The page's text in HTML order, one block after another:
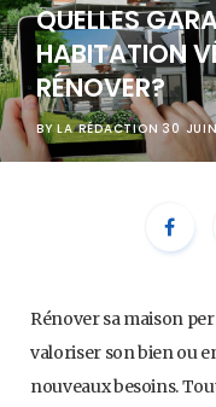
QUELLES
HABITATION
RÉNOVER?
BY LA RÉDACTION 30
Rénover sa maison
valoriser son bien ou
nouveaux besoins.